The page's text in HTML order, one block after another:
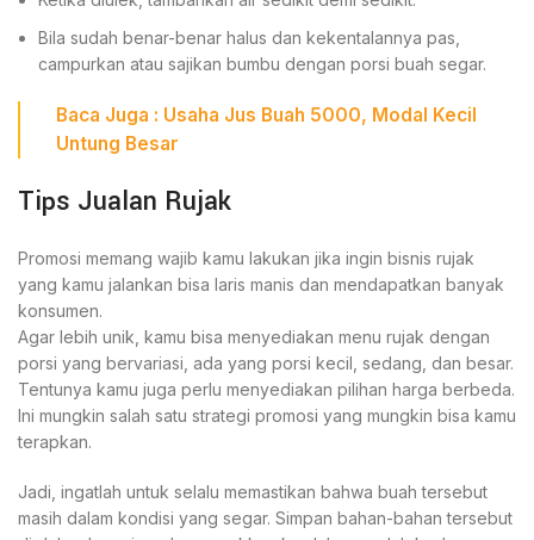
Bila sudah benar-benar halus dan kekentalannya pas,
campurkan atau sajikan bumbu dengan porsi buah segar.
Baca Juga : Usaha Jus Buah 5000, Modal Kecil
Untung Besar
Tips Jualan Rujak
Promosi memang wajib kamu lakukan jika ingin bisnis rujak
yang kamu jalankan bisa laris manis dan mendapatkan banyak
konsumen.
Agar lebih unik, kamu bisa menyediakan menu rujak dengan
porsi yang bervariasi, ada yang porsi kecil, sedang, dan besar.
Tentunya kamu juga perlu menyediakan pilihan harga berbeda.
Ini mungkin salah satu strategi promosi yang mungkin bisa kamu
terapkan.
Jadi, ingatlah untuk selalu memastikan bahwa buah tersebut
masih dalam kondisi yang segar. Simpan bahan-bahan tersebut